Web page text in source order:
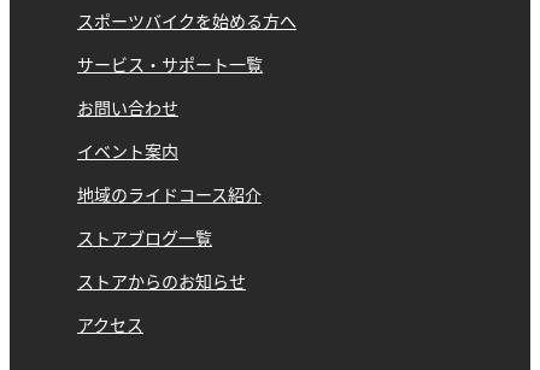
スポーツバイクを始める方へ
サービス・サポート一覧
お問い合わせ
イベント案内
地域のライドコース紹介
ストアブログ一覧
ストアからのお知らせ
アクセス